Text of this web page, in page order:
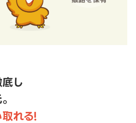
し
れる!